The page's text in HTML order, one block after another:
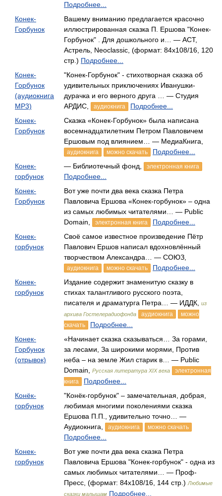
Подробнее...
Конек-
Горбунок
Вашему вниманию предлагается красочно
иллюстрированная сказка П. Ершова "Конек-
Горбунок" . Для дошкольного и… — АСТ,
Астрель, Neoclassic, (формат: 84x108/16, 120
стр.) Подробнее...
Конек-
Горбунок
(аудиокнига
MP3)
"Конек-Горбунок" - стихотворная сказка об
удивительных приключениях Иванушки-
дурачка и его верного друга … — Студия
АРДИС,
аудиокнига
Подробнее...
Конек-
Горбунок
Сказка «Конек-Горбунок» была написана
восемнадцатилетним Петром Павловичем
Ершовым под влиянием… — МедиаКнига,
аудиокнига можно скачать
Подробнее...
Конек-
горбунок
— Библиотечный фонд, электронная книга
Подробнее...
Конек-
Горбунок
Вот уже почти два века сказка Петра
Павловича Ершова «Конек-горбунок» – одна
из самых любимых читателями… — Public
Domain,
электронная книга
Подробнее...
Конек-
горбунок
Своё самое известное произведение Пётр
Павлович Ершов написал вдохновлённый
творчеством Александра… — СОЮЗ,
аудиокнига можно скачать
Подробнее...
Конек-
горбунок
Издание содержит знаменитую сказку в
стихах талантливого русского поэта,
писателя и драматурга Петра… — ИДДК,
из
архива Гостелерадиофонда
аудиокнига
можно
скачать
Подробнее...
Конек-
Горбунок
(отрывок)
«Начинает сказка сказываться… За горами,
за лесами, За широкими морями, Против
неба – на земле Жил старик в… — Public
Domain,
Русская литература XIX века
электронная
книга
Подробнее...
Конёк-
горбунок
"Конёк-горбунок" – замечательная, добрая,
любимая многими поколениями сказка
Ершова П.П., удивительно точно… —
Аудиокнига,
аудиокнига можно скачать
Подробнее...
Конек-
горбунок
Вот уже почти два века сказка Петра
Павловича Ершова "Конек-горбунок" - одна из
самых любимых читателями… — Проф-
Пресс, (формат: 84x108/16, 144 стр.) Любимые
сказки малышам Подробнее...